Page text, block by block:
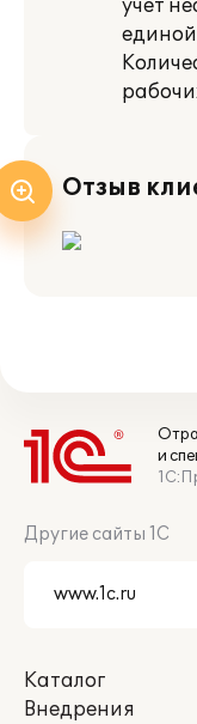
учет
Отзыв
и
Другие сайты 1С
Каталог
Внедрения